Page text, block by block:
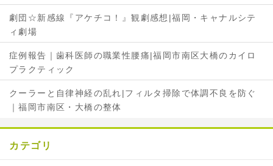
劇団☆新感線『アケチコ！』観劇感想|福岡・キャナルシテ
ィ劇場
症例報告｜歯科医師の職業性腰痛|福岡市南区大橋のカイロ
プラクティック
クーラーと自律神経の乱れ|フィルタ掃除で体調不良を防ぐ
｜福岡市南区・大橋の整体
カテゴリ